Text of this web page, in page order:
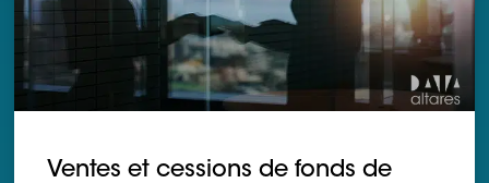
Ventes et cessions de fonds de